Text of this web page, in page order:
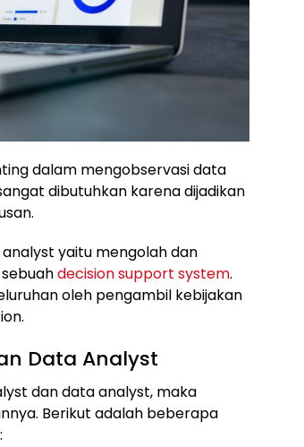
dalam mengobservasi data
dibutuhkan karena dijadikan
yaitu mengolah dan
decision support system.
oleh pengambil kebijakan
Data Analyst
dan data analyst, maka
Berikut adalah beberapa